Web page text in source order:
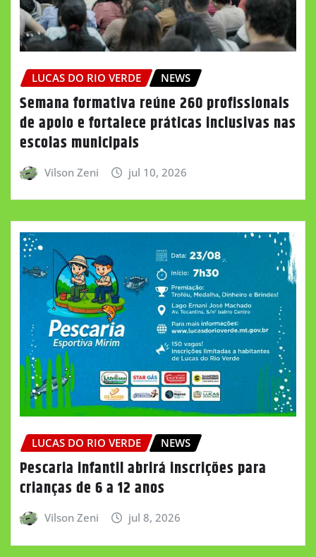
LUCAS DO RIO VERDE NEWS
Semana formativa reúne 260 profissionais
de apoio e fortalece práticas inclusivas nas
escolas municipais
Vilson Zeni jul 10, 2026
LUCAS DO RIO VERDE NEWS
Pescaria infantil abrirá inscrições para
crianças de 6 a 12 anos
Vilson Zeni jul 8, 2026